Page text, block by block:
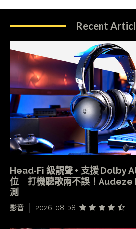
Recent
Head-Fi 級靚聲 + 支援 Dolby
位 打機聽歌兩不誤！Audeze
測
影音 2026-08-08